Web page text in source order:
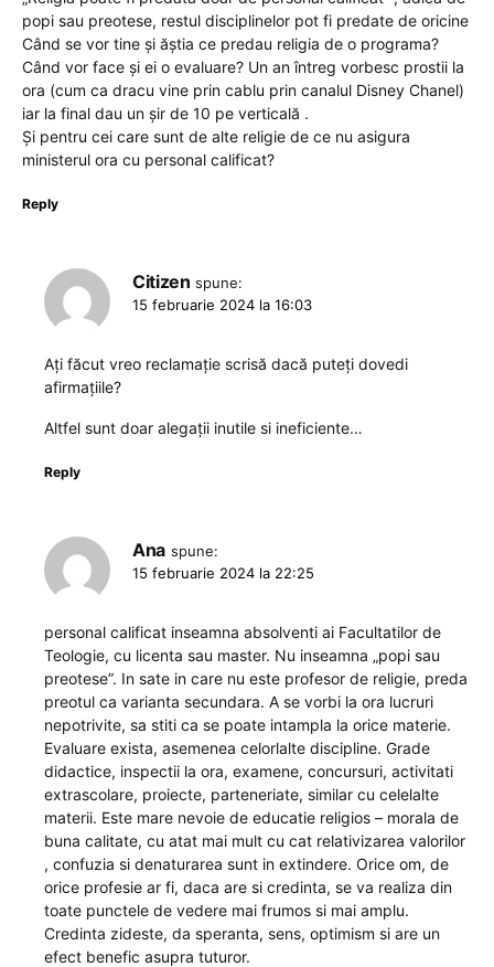
popi sau preotese, restul disciplinelor pot fi predate de oricine
Când se vor tine și ăștia ce predau religia de o programa?
Când vor face și ei o evaluare? Un an întreg vorbesc prostii la
ora (cum ca dracu vine prin cablu prin canalul Disney Chanel)
iar la final dau un șir de 10 pe verticală .
Și pentru cei care sunt de alte religie de ce nu asigura
ministerul ora cu personal calificat?
Reply
Citizen spune:
15 februarie 2024 la 16:03
Ați făcut vreo reclamație scrisă dacă puteți dovedi
afirmațiile?
Altfel sunt doar alegații inutile si ineficiente…
Reply
Ana spune:
15 februarie 2024 la 22:25
personal calificat inseamna absolventi ai Facultatilor de
Teologie, cu licenta sau master. Nu inseamna „popi sau
preotese”. In sate in care nu este profesor de religie, preda
preotul ca varianta secundara. A se vorbi la ora lucruri
nepotrivite, sa stiti ca se poate intampla la orice materie.
Evaluare exista, asemenea celorlalte discipline. Grade
didactice, inspectii la ora, examene, concursuri, activitati
extrascolare, proiecte, parteneriate, similar cu celelalte
materii. Este mare nevoie de educatie religios – morala de
buna calitate, cu atat mai mult cu cat relativizarea valorilor
, confuzia si denaturarea sunt in extindere. Orice om, de
orice profesie ar fi, daca are si credinta, se va realiza din
toate punctele de vedere mai frumos si mai amplu.
Credinta zideste, da speranta, sens, optimism si are un
efect benefic asupra tuturor.